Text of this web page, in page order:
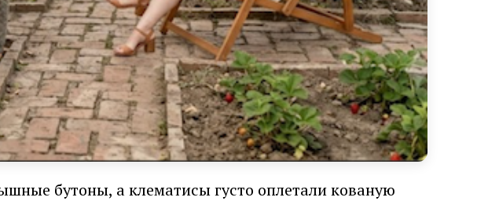
бутоны, а клематисы густо оплетали кованую